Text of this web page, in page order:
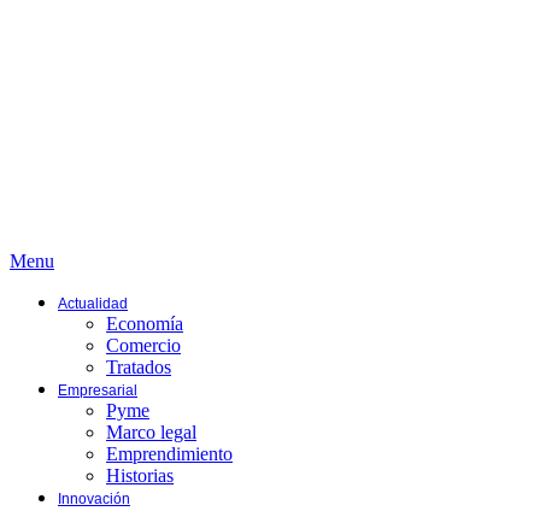
Menu
Actualidad
Economía
Comercio
Tratados
Empresarial
Pyme
Marco legal
Emprendimiento
Historias
Innovación